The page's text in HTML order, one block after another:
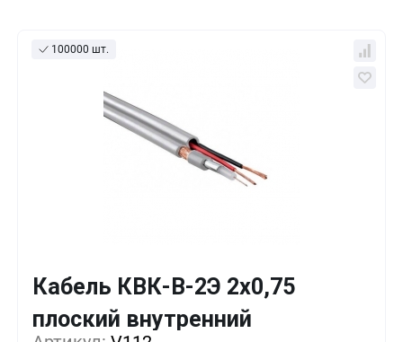
100000 шт.
Кабель КВК-В-2Э 2х0,75
плоский внутренний
200+ 0%